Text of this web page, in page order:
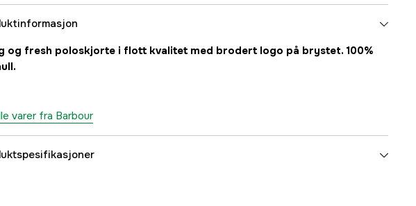
559 kr
559 kr
og fresh poloskjorte i flott kvalitet med brodert logo på brystet. 100%
varer fra Barbour